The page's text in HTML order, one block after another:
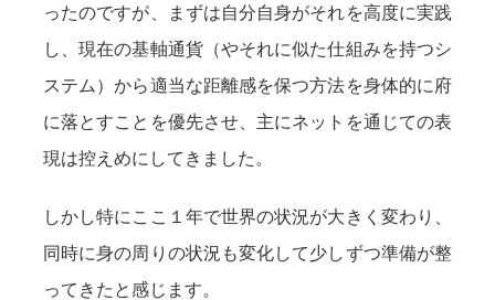
ったのですが、まずは自分自身がそれを高度に実践
し、現在の基軸通貨（やそれに似た仕組みを持つシ
ステム）から適当な距離感を保つ方法を身体的に府
に落とすことを優先させ、主にネットを通じての表
現は控えめにしてきました。
しかし特にここ１年で世界の状況が大きく変わり、
同時に身の周りの状況も変化して少しずつ準備が整
ってきたと感じます。